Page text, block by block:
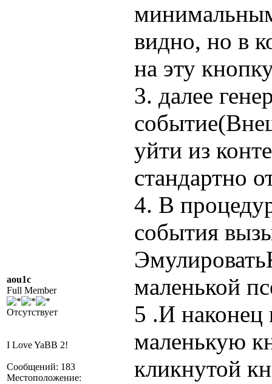
aou1c
Full Member
Отсутствует
I Love YaBB 2!
Сообщений: 183
Местоположение:
видно, но в
на эту
3. далее
уйти из
стандартно
4. В
события
маленькой
5 .И наконец
маленькую
кликнутой